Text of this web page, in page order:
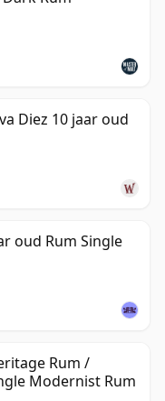
Diez 10 jaar oud
oud Rum Single
Rum /
Modernist Rum